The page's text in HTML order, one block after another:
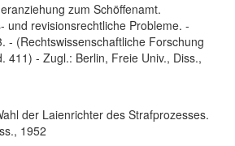
zum Schöffenamt.
und revisionsrechtliche Probleme. -
- (Rechtswissenschaftliche Forschung
411) - Zugl.: Berlin, Freie Univ., Diss.,
der Laienrichter des Strafprozesses.
1952